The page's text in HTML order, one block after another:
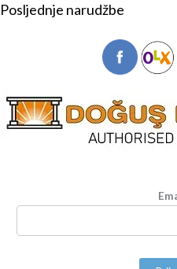
Posljednje narudžbe